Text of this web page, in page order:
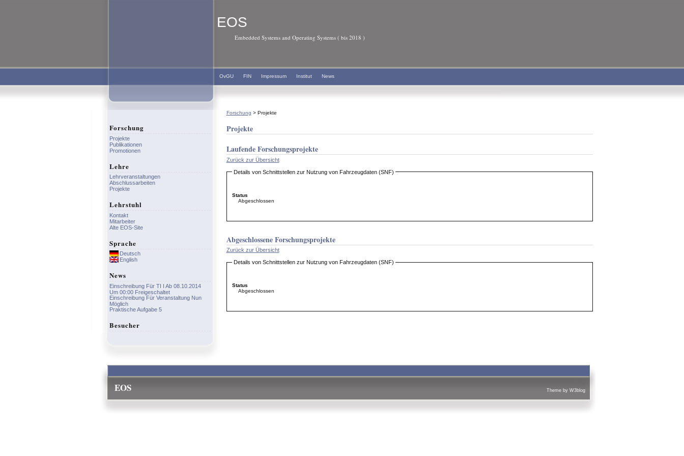
EOS
Embedded Systems and Operating Systems ( bis 2018 )
OvGU FIN Impressum Institut News
Forschung > Projekte
Projekte
Laufende Forschungsprojekte
Zurück zur Übersicht
Details von Schnittstellen zur Nutzung von Fahrzeugdaten (SNF)
Status
Abgeschlossen
Abgeschlossene Forschungsprojekte
Zurück zur Übersicht
Details von Schnittstellen zur Nutzung von Fahrzeugdaten (SNF)
Status
Abgeschlossen
Forschung
Projekte
Publikationen
Promotionen
Lehre
Lehrveranstaltungen
Abschlussarbeiten
Projekte
Lehrstuhl
Kontakt
Mitarbeiter
Alte EOS-Site
Sprache
Deutsch
English
News
Einschreibung Für TI I Ab 08.10.2014
Um 00:00 Freigeschaltet
Einschreibung Für Veranstaltung Nun
Möglich
Praktische Aufgabe 5
Besucher
EOS Theme by W3blog